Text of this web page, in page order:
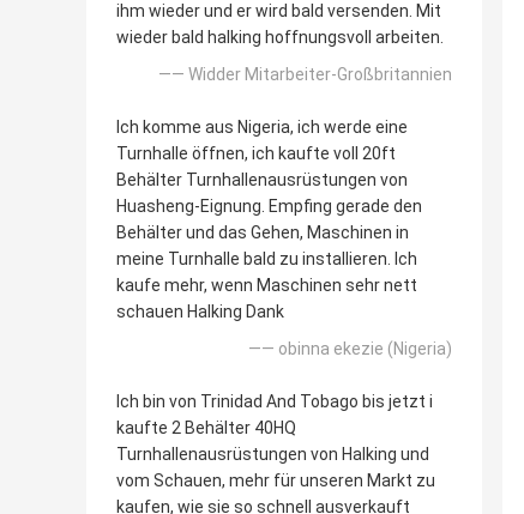
ihm wieder und er wird bald versenden. Mit
wieder bald halking hoffnungsvoll arbeiten.
—— Widder Mitarbeiter-Großbritannien
Ich komme aus Nigeria, ich werde eine
Turnhalle öffnen, ich kaufte voll 20ft
Behälter Turnhallenausrüstungen von
Huasheng-Eignung. Empfing gerade den
Behälter und das Gehen, Maschinen in
meine Turnhalle bald zu installieren. Ich
kaufe mehr, wenn Maschinen sehr nett
schauen Halking Dank
—— obinna ekezie (Nigeria)
Ich bin von Trinidad And Tobago bis jetzt i
kaufte 2 Behälter 40HQ
Turnhallenausrüstungen von Halking und
vom Schauen, mehr für unseren Markt zu
kaufen, wie sie so schnell ausverkauft